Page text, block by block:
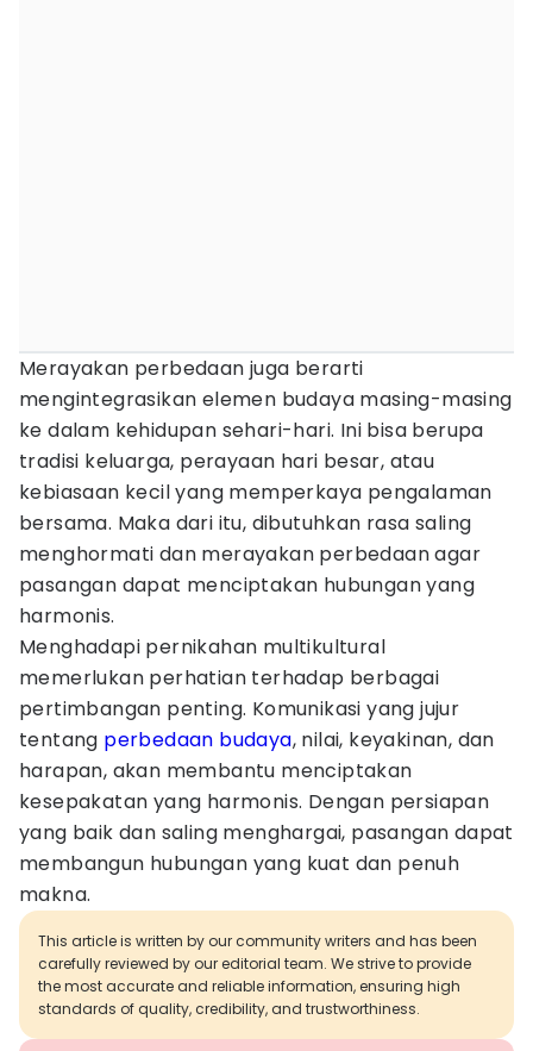
Merayakan perbedaan juga berarti
mengintegrasikan elemen budaya masing-masing
ke dalam kehidupan sehari-hari. Ini bisa berupa
tradisi keluarga, perayaan hari besar, atau
kebiasaan kecil yang memperkaya pengalaman
bersama. Maka dari itu, dibutuhkan rasa saling
menghormati dan merayakan perbedaan agar
pasangan dapat menciptakan hubungan yang
harmonis.
Menghadapi pernikahan multikultural
memerlukan perhatian terhadap berbagai
pertimbangan penting. Komunikasi yang jujur
tentang perbedaan budaya, nilai, keyakinan, dan
harapan, akan membantu menciptakan
kesepakatan yang harmonis. Dengan persiapan
yang baik dan saling menghargai, pasangan dapat
membangun hubungan yang kuat dan penuh
makna.
This article is written by our community writers and has been
carefully reviewed by our editorial team. We strive to provide
the most accurate and reliable information, ensuring high
standards of quality, credibility, and trustworthiness.